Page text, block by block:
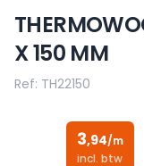
X 150 MM
Ref: TH22150
3,94/m
incl. btw